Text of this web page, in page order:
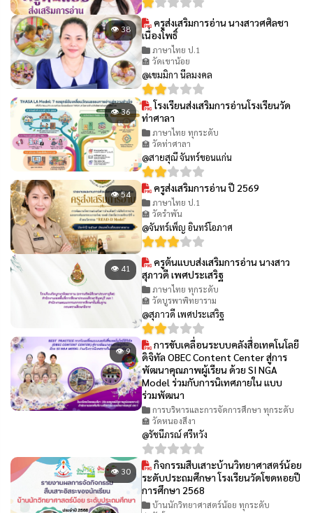
👁 38
ครูส่งเสริมการอ่าน นางสาวศศิลชา
เนื่องโพธิ์
ภาษาไทย ป.1
🏫 วัดเขาน้อย
@เขมมิกา นีลมงคล
👁 36
โรงเรียนส่งเสริมการอ่านโรงเรียนวัด
ท่าศาลา
ภาษาไทย ทุกระดับ
🏫 วัดท่าศาลา
@สายสุณี จันทร์ขอนแก่น
👁 54 ครูส่งเสริมการอ่าน ปี 2569
ภาษาไทย ป.1
🏫 วัดรำพัน
@จันทร์เพ็ญ อินทร์โอภาศ
👁 41
ครูต้นแบบส่งเสริมการอ่าน นางสาว
สุภาวดี เพศประเสริฐ
ภาษาไทย ทุกระดับ
🏫 วัดบูรพาพิทยาราม
@สุภาวดี เพศประเสริฐ
👁 9
การขับเคลื่อนระบบคลังสื่อเทคโนโลยี
ดิจิทัล OBEC Content Center สู่การ
พัฒนาคุณภาพผู้เรียน ด้วย SI NGA
Model ร่วมกับการนิเทศภายใน แบบ
ร่วมพัฒนา
การบริหารและการจัดการศึกษา ทุกระดับ
🏫 วัดหนองสีงา
@รัชนีภรณ์ ศรีหวัง
👁 30
กิจกรรมสืบเสาะบ้านวิทยาศาสตร์น้อย
ระดับประถมศึกษา โรงเรียนวัดโขดหอยปี
การศึกษา 2568
บ้านนักวิทยาศาสตร์น้อย ทุกระดับ